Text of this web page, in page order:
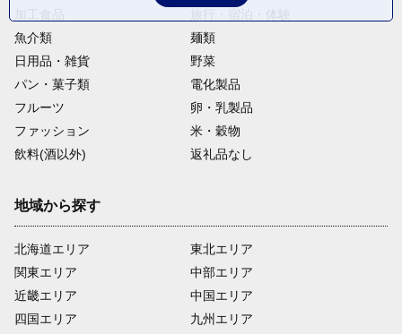
魚介類
麺類
日用品・雑貨
野菜
パン・菓子類
電化製品
フルーツ
卵・乳製品
ファッション
米・穀物
飲料(酒以外)
返礼品なし
地域から探す
北海道エリア
関東エリア
近畿エリア
四国エリア
東北エリア
中部エリア
中国エリア
九州エリア